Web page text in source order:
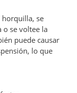
horquilla, se
o se voltee la
puede causar
lo que